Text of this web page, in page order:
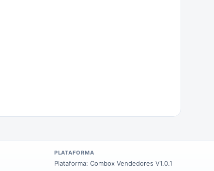
PLATAFORMA
Plataforma: Combox Vendedores V1.0.1